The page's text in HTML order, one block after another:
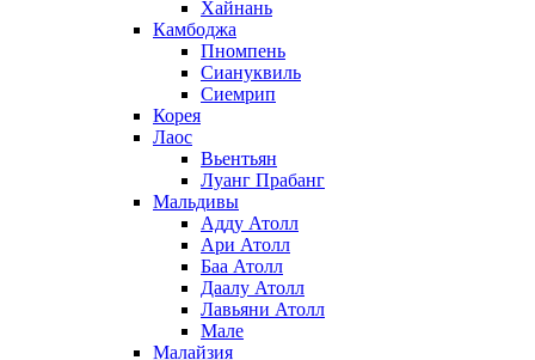
Хайнань
Камбоджа
Пномпень
Сиануквиль
Сиемрип
Корея
Лаос
Вьентьян
Луанг Прабанг
Мальдивы
Адду Атолл
Ари Атолл
Баа Атолл
Даалу Атолл
Лавьяни Атолл
Мале
Малайзия